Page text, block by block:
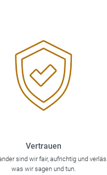
Vertrauen
sind wir fair, aufrichtig und
was wir sagen und tun.